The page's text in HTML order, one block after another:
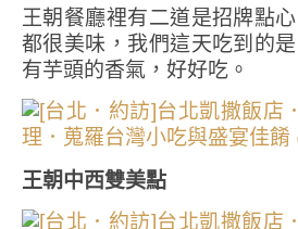
王朝餐廳裡有二道是招牌點
都很美味，我們這天吃到的
有芋頭的香氣，好好吃。
王朝中西雙美點